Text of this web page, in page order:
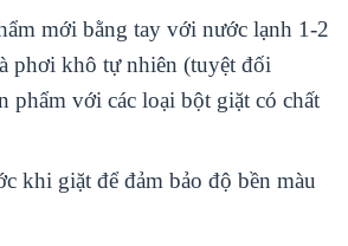
mới bằng tay với nước lạnh 1-2
phơi khô tự nhiên (tuyệt đối
phẩm với các loại bột giặt có chất
khi giặt để đảm bảo độ bền màu